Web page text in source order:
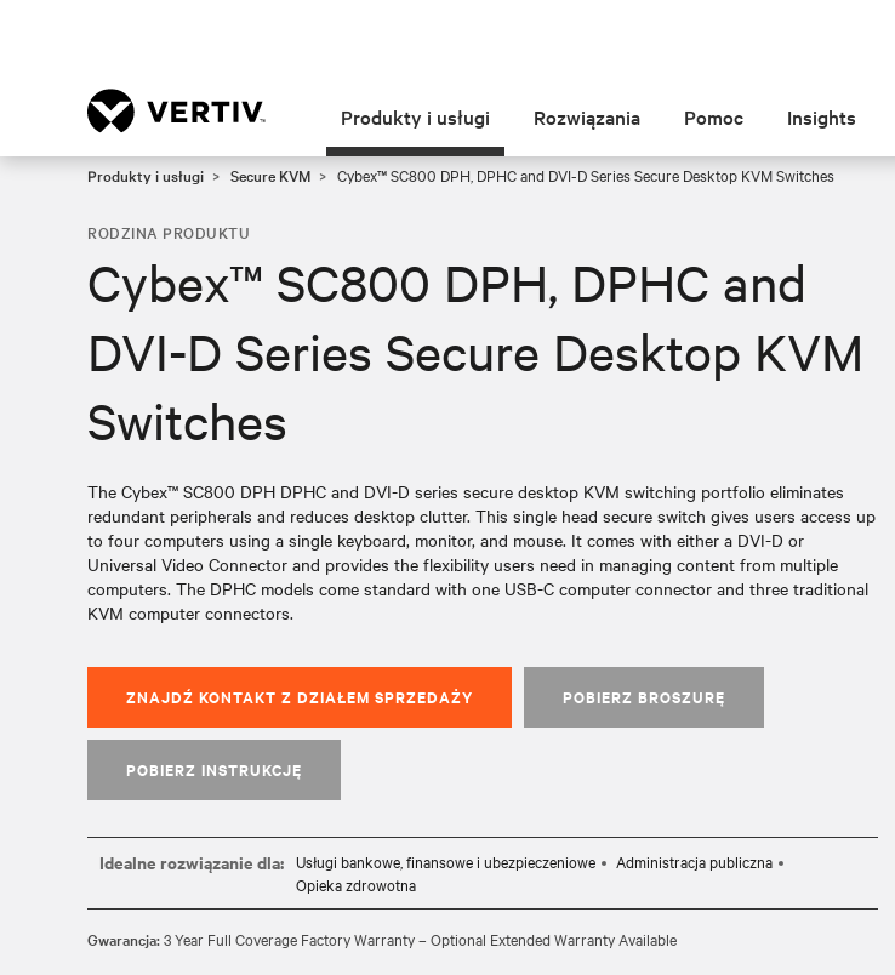
Produkty i usługi Rozwiązania Pomoc Insights
Produkty i usługi Secure KVM Cybex™ SC800 DPH, DPHC and DVI-D Series Secure Desktop KVM Switches
RODZINA PRODUKTU
Cybex™ SC800 DPH, DPHC and
DVI-D Series Secure Desktop KVM
Switches
The Cybex™ SC800 DPH DPHC and DVI-D series secure desktop KVM switching portfolio eliminates
redundant peripherals and reduces desktop clutter. This single head secure switch gives users access up
to four computers using a single keyboard, monitor, and mouse. It comes with either a DVI-D or
Universal Video Connector and provides the flexibility users need in managing content from multiple
computers. The DPHC models come standard with one USB-C computer connector and three traditional
KVM computer connectors.
ZNAJDŹ KONTAKT Z DZIAŁEM SPRZEDAŻY POBIERZ BROSZURĘ
POBIERZ INSTRUKCJĘ
Idealne rozwiązanie dla: Usługi bankowe, finansowe i ubezpieczeniowe
Administracja publiczna
Opieka zdrowotna
Gwarancja:3 Year Full Coverage Factory Warranty – Optional Extended Warranty Available